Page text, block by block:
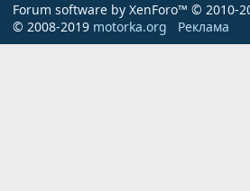
Forum software by XenForo™ © 2010-
© 2008-2019 motorka.org Реклама